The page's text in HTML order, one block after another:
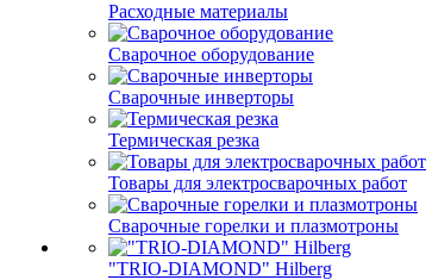
Расходные материалы
Сварочное оборудование
Сварочные инверторы
Термическая резка
Товары для электросварочных работ
Сварочные горелки и плазмотроны
"TRIO-DIAMOND" Hilberg